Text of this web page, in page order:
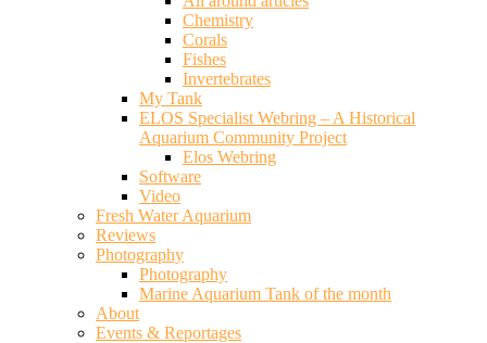
Chemistry
Corals
Fishes
Invertebrates
My Tank
ELOS Specialist Webring – A Historical
Aquarium Community Project
Elos Webring
Software
Video
Fresh Water Aquarium
Reviews
Photography
Photography
Marine Aquarium Tank of the month
About
Events & Reportages